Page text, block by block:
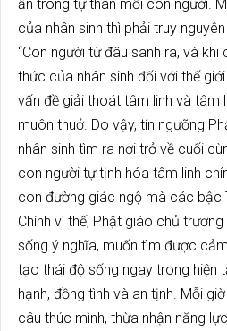
ẩn trong tự thân mỗi con người.
của nhân sinh thì phải truy
“Con người từ đâu sanh ra, và khi
thức của nhân sinh đối với thế
vấn đề giải thoát tâm linh và tâm
muôn thuở. Do vậy, tín ngưỡng
nhân sinh tìm ra nơi trở về cuối
con người tự tịnh hóa tâm linh
con đường giác ngộ mà các bậc
Chính vì thế, Phật giáo chủ
sống ý nghĩa, muốn tìm được
tạo thái độ sống ngay trong hiện
hạnh, đồng tình và an tịnh. Mỗi
câu thúc mình, thừa nhận năng